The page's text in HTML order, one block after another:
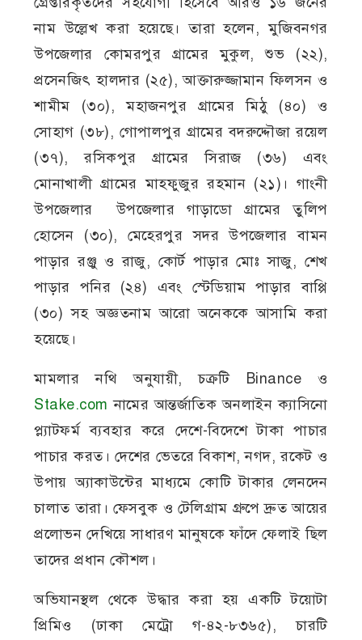
নাম উল্লেখ করা হয়েছে। তারা হলেন, মুজিবনগর
উপজেলার কোমরপুর গ্রামের মুকুল, শুভ (২২),
প্রসেনজিৎ হালদার (২৫), আক্তারুজ্জামান ফিলসন ও
শামীম (৩০), মহাজনপুর গ্রামের মিঠু (৪০) ও
সোহাগ (৩৮), গোপালপুর গ্রামের বদরুদ্দৌজা রয়েল
(৩৭), রসিকপুর গ্রামের সিরাজ (৩৬) এবং
মোনাখালী গ্রামের মাহফুজুর রহমান (২১)। গাংনী
উপজেলার উপজেলার গাড়াডো গ্রামের তুলিপ
হোসেন (৩০), মেহেরপুর সদর উপজেলার বামন
পাড়ার রঞ্জু ও রাজু, কোর্ট পাড়ার মোঃ সাজু, শেখ
পাড়ার পনির (২৪) এবং স্টেডিয়াম পাড়ার বাপ্পি
(৩০) সহ অজ্ঞতনাম আরো অনেককে আসামি করা
হয়েছে।
মামলার নথি অনুযায়ী, চক্রটি Binance ও
Stake.com নামের আন্তর্জাতিক অনলাইন ক্যাসিনো
প্ল্যাটফর্ম ব্যবহার করে দেশে-বিদেশে টাকা পাচার
পাচার করত। দেশের ভেতরে বিকাশ, নগদ, রকেট ও
উপায় অ্যাকাউন্টের মাধ্যমে কোটি টাকার লেনদেন
চালাত তারা। ফেসবুক ও টেলিগ্রাম গ্রুপে দ্রুত আয়ের
প্রলোভন দেখিয়ে সাধারণ মানুষকে ফাঁদে ফেলাই ছিল
তাদের প্রধান কৌশল।
অভিযানস্থল থেকে উদ্ধার করা হয় একটি টয়োটা
প্রিমিও (ঢাকা মেট্রো গ-৪২-৮৩৬৫), চারটি